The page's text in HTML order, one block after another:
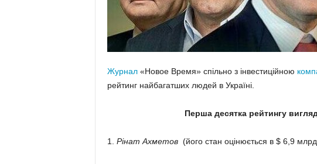
Журнал«Новое Время» спільно з інвестиційною
рейтинг найбагатших людей в Україні.
Перша десятка рейтингу
1. Рінат Ахметов (його стан оцінюється в $ 6,9